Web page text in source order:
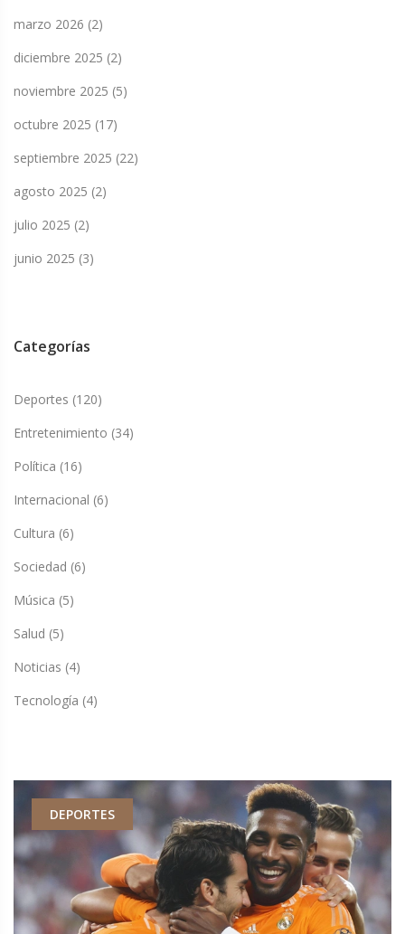
marzo 2026 (2)
diciembre 2025 (2)
noviembre 2025 (5)
octubre 2025 (17)
septiembre 2025 (22)
agosto 2025 (2)
julio 2025 (2)
junio 2025 (3)
Categorías
Deportes (120)
Entretenimiento (34)
Política (16)
Internacional (6)
Cultura (6)
Sociedad (6)
Música (5)
Salud (5)
Noticias (4)
Tecnología (4)
DEPORTES